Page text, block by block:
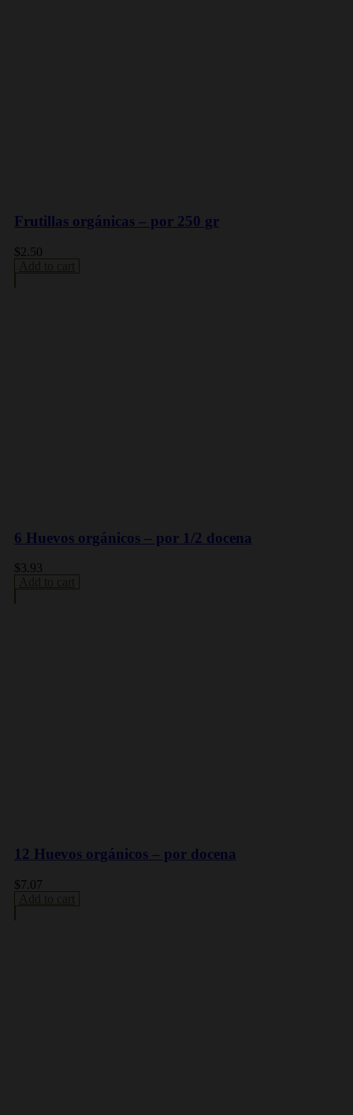
Frutillas orgánicas – por 250 gr
$2.50
Add to cart
6 Huevos orgánicos – por 1/2 docena
$ 3.93
Add to cart
12 Huevos orgánicos – por docena
$7.07
Add to cart